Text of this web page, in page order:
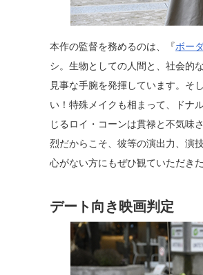
本作の監督を務めるのは、『ボー
シ。生物としての人間と、社会的
見事な手腕を発揮しています。そ
い！特殊メイクも相まって、ドナ
じるロイ・コーンは貫禄と不気味
烈だからこそ、彼等の演出力、演
心がない方にもぜひ観ていただき
デート向き映画判定